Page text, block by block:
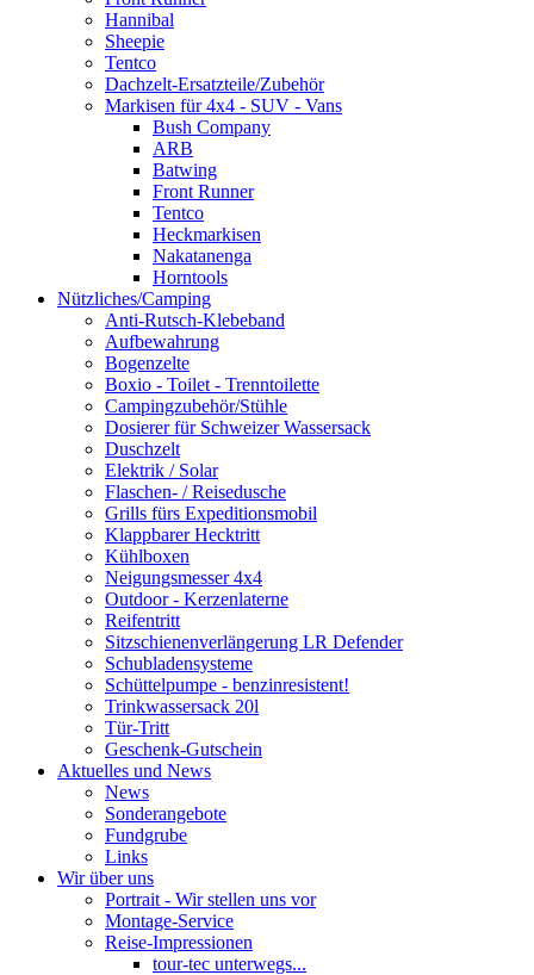
Hannibal
Sheepie
Tentco
Dachzelt-Ersatzteile/Zubehör
Markisen für 4x4 - SUV - Vans
Bush Company
ARB
Batwing
Front Runner
Tentco
Heckmarkisen
Nakatanenga
Horntools
Nützliches/Camping
Anti-Rutsch-Klebeband
Aufbewahrung
Bogenzelte
Boxio - Toilet - Trenntoilette
Campingzubehör/Stühle
Dosierer für Schweizer Wassersack
Duschzelt
Elektrik / Solar
Flaschen- / Reisedusche
Grills fürs Expeditionsmobil
Klappbarer Hecktritt
Kühlboxen
Neigungsmesser 4x4
Outdoor - Kerzenlaterne
Reifentritt
Sitzschienenverlängerung LR Defender
Schubladensysteme
Schüttelpumpe - benzinresistent!
Trinkwassersack 20l
Tür-Tritt
Geschenk-Gutschein
Aktuelles und News
News
Sonderangebote
Fundgrube
Links
Wir über uns
Portrait - Wir stellen uns vor
Montage-Service
Reise-Impressionen
tour-tec unterwegs...